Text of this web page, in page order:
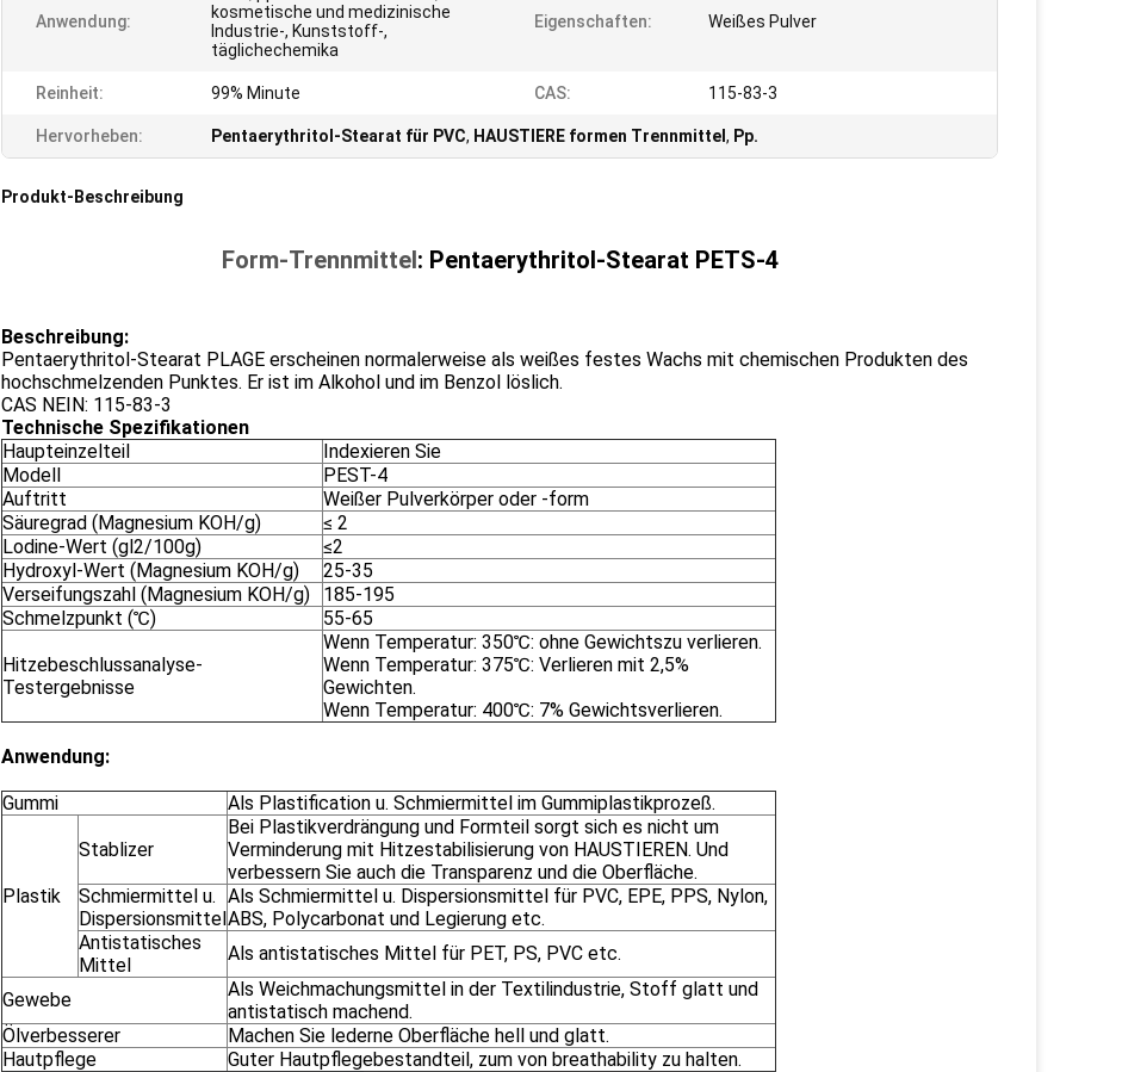
Anwendung:
kosmetische und medizinische
Industrie-, Kunststoff-,
täglichechemika
Eigenschaften: Weißes Pulver
Reinheit: 99% Minute CAS: 115-83-3
Hervorheben: Pentaerythritol-Stearat für PVC, HAUSTIERE formen Trennmittel , Pp.
Produkt-Beschreibung
Form-Trennmittel: Pentaerythritol-Stearat PETS-4
Beschreibung:
Pentaerythritol-Stearat PLAGE erscheinen normalerweise als weißes festes Wachs mit chemischen Produkten des
hochschmelzenden Punktes. Er ist im Alkohol und im Benzol löslich.
CAS NEIN: 115-83-3
Technische Spezifikationen
Haupteinzelteil
Indexieren Sie
Modell
PEST-4
Auftritt
Weißer Pulverkörper oder -form
Säuregrad (Magnesium KOH/g)
≤ 2
Lodine-Wert (gl2/100g)
≤2
Hydroxyl-Wert (Magnesium KOH/g)
25-35
Verseifungszahl (Magnesium KOH/g)
185-195
Schmelzpunkt (℃)
55-65
Hitzebeschlussanalyse-
Testergebnisse
Wenn Temperatur: 350℃: ohne Gewichtszu verlieren.
Wenn Temperatur: 375℃: Verlieren mit 2,5%
Gewichten.
Wenn Temperatur: 400℃: 7% Gewichtsverlieren.
Anwendung:
Gummi Als Plastification u. Schmiermittel im Gummiplastikprozeß.
Plastik
Stablizer
Bei Plastikverdrängung und Formteil sorgt sich es nicht um
Verminderung mit Hitzestabilisierung von HAUSTIEREN. Und
verbessern Sie auch die Transparenz und die Oberfläche.
Schmiermittel u.
Dispersionsmittel
Als Schmiermittel u. Dispersionsmittel für PVC, EPE, PPS, Nylon,
ABS, Polycarbonat und Legierung etc.
Antistatisches
Mittel
Als antistatisches Mittel für PET, PS, PVC etc.
Gewebe
Als Weichmachungsmittel in der Textilindustrie, Stoff glatt und
antistatisch machend.
Ölverbesserer
Machen Sie lederne Oberfläche hell und glatt.
Hautpflege
Guter Hautpflegebestandteil, zum von breathability zu halten.